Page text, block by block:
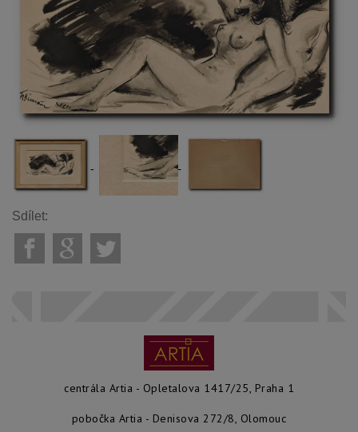
Sdílet:
centrála Artia - Opletalova 1417/25, Praha 1
pobočka Artia - Denisova 272/8, Olomouc